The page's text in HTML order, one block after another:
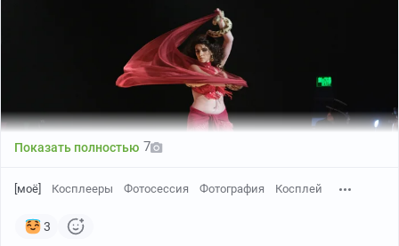
Первый косплей по азиатским источникам / Последний косплей
по азиатским источникам
1/2
Показать полностью 7
[моё] Косплееры Фотосессия Фотография Косплей
3